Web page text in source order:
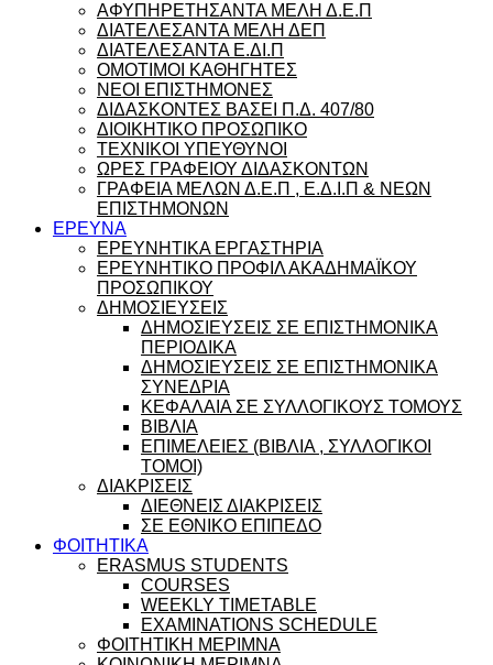
ΑΦΥΠΗΡΕΤΗΣΑΝΤΑ ΜΕΛΗ Δ.Ε.Π
ΔΙΑΤΕΛΕΣΑΝΤΑ ΜΕΛΗ ΔΕΠ
ΔΙΑΤΕΛΕΣΑΝΤΑ Ε.ΔΙ.Π
ΟΜΟΤΙΜΟΙ ΚΑΘΗΓΗΤΕΣ
ΝΕΟΙ ΕΠΙΣΤΗΜΟΝΕΣ
ΔΙΔΑΣΚΟΝΤΕΣ ΒΑΣΕΙ Π.Δ. 407/80
ΔΙΟΙΚΗΤΙΚΟ ΠΡΟΣΩΠΙΚΟ
ΤΕΧΝΙΚΟΙ ΥΠΕΥΘΥΝΟΙ
ΩΡΕΣ ΓΡΑΦΕΙΟΥ ΔΙΔΑΣΚΟΝΤΩΝ
ΓΡΑΦΕΙΑ ΜΕΛΩΝ Δ.Ε.Π , Ε.Δ.Ι.Π & ΝΕΩΝ
ΕΠΙΣΤΗΜΟΝΩΝ
ΕΡΕΥΝΑ
ΕΡΕΥΝΗΤΙΚΑ ΕΡΓΑΣΤΗΡΙΑ
ΕΡΕΥΝΗΤΙΚΟ ΠΡΟΦΙΛ ΑΚΑΔΗΜΑΪΚΟΥ
ΠΡΟΣΩΠΙΚΟΥ
ΔΗΜΟΣΙΕΥΣΕΙΣ
ΔΗΜΟΣΙΕΥΣΕΙΣ ΣΕ ΕΠΙΣΤΗΜΟΝΙΚΑ
ΠΕΡΙΟΔΙΚΑ
ΔΗΜΟΣΙΕΥΣΕΙΣ ΣΕ ΕΠΙΣΤΗΜΟΝΙΚΑ
ΣΥΝΕΔΡΙΑ
ΚΕΦΑΛΑΙΑ ΣΕ ΣΥΛΛΟΓΙΚΟΥΣ ΤΟΜΟΥΣ
ΒΙΒΛΙΑ
ΕΠΙΜΕΛΕΙΕΣ (ΒΙΒΛΙΑ , ΣΥΛΛΟΓΙΚΟΙ
ΤΟΜΟΙ)
ΔΙΑΚΡΙΣΕΙΣ
ΔΙΕΘΝΕΙΣ ΔΙΑΚΡΙΣΕΙΣ
ΣΕ ΕΘΝΙΚΟ ΕΠΙΠΕΔΟ
ΦΟΙΤΗΤΙΚΑ
ERASMUS STUDENTS
COURSES
WEEKLY TIMETABLE
EXAMINATIONS SCHEDULE
ΦΟΙΤΗΤΙΚΗ ΜΕΡΙΜΝΑ